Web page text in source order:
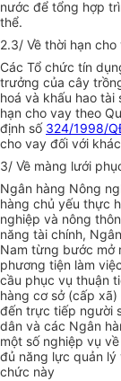
nước để tổng hợp
thể.
2.3/ Về thời hạn cho
Các Tổ chức tín
trưởng của cây
hoá và khấu hao
hạn cho vay theo
định số 324/1998/
cho vay đối với
3/ Về màng lưới
Ngân hàng Nông
hàng chủ yếu thực
nghiệp và nông
năng tài chính,
Nam từng bước mở
phương tiện làm
cầu phục vụ thuận
hàng cơ sở (cấp
đến trực tiếp người
dân và các Ngân
một số nghiệp vụ
đủ năng lực quản
chức này